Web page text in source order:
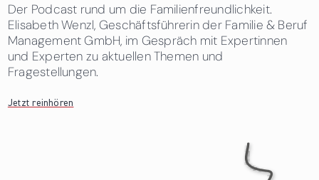
Der Podcast rund um die Familienfreundlichkeit.
Elisabeth Wenzl, Geschäftsführerin der Familie & Beruf
Management GmbH, im Gespräch mit Expertinnen
und Experten zu aktuellen Themen und
Fragestellungen.
Jetzt reinhören